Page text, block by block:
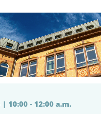
10:00 - 12:00 a.m.